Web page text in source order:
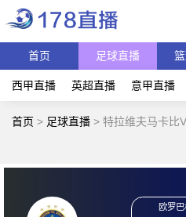
首页 足球直播
西甲直播 英超直播 意甲直播
首页 > 足球直播 > 特拉维夫马卡比